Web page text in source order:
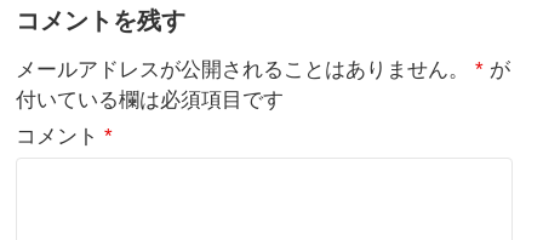
コメントを残す
メールアドレスが公開されることはありません。 * が
付いている欄は必須項目です
コメント*